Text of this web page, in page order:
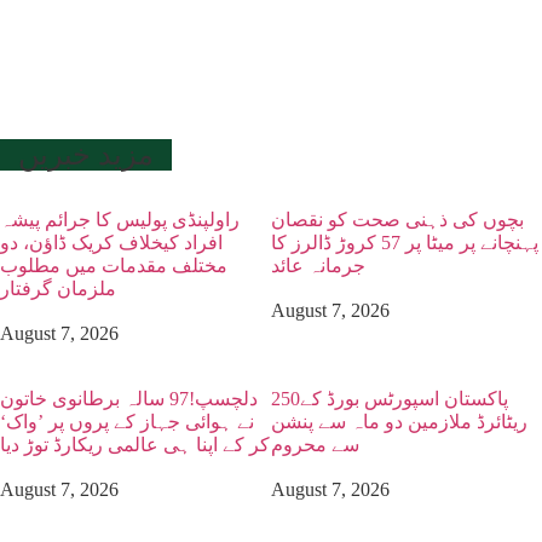
مزید خبریں
راولپنڈی پولیس کا جرائم پیشہ
افراد کیخلاف کریک ڈاؤن، دو
مختلف مقدمات میں مطلوب
ملزمان گرفتار
August 7, 2026
بچوں کی ذہنی صحت کو نقصان
پہنچانے پر میٹا پر 57 کروڑ ڈالرز کا
جرمانہ عائد
August 7, 2026
دلچسپ!97 سالہ برطانوی خاتون
نے ہوائی جہاز کے پروں پر ’واک‘
کر کے اپنا ہی عالمی ریکارڈ توڑ دیا
August 7, 2026
پاکستان اسپورٹس بورڈ کے250
ریٹائرڈ ملازمین دو ماہ سے پنشن
سے محروم
August 7, 2026